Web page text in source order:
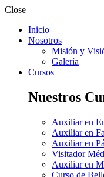
Close
Inicio
Nosotros
Misión y
Galería
Cursos
Nuestros
Auxiliar en
Auxiliar en
Auxiliar en
Visitador
Auxiliar en
Curso de